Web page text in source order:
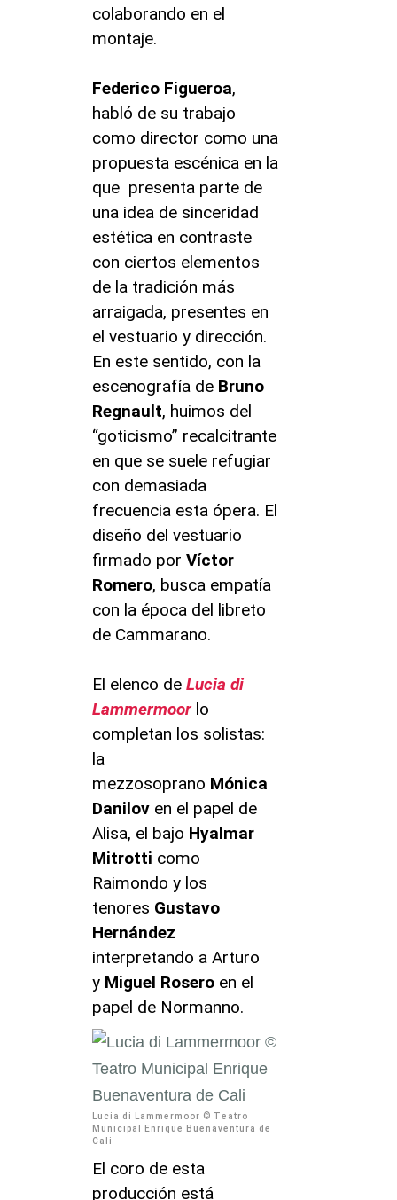
colaborando en el
montaje.
Federico Figueroa,
habló de su trabajo
como director como una
propuesta escénica en la
que presenta parte de
una idea de sinceridad
estética en contraste
con ciertos elementos
de la tradición más
arraigada, presentes en
el vestuario y dirección.
En este sentido, con la
escenografía de Bruno
Regnault, huimos del
“goticismo” recalcitrante
en que se suele refugiar
con demasiada
frecuencia esta ópera. El
diseño del vestuario
firmado por Víctor
Romero, busca empatía
con la época del libreto
de Cammarano.
El elenco de Lucia di
Lammermoorlo
completan los solistas:
la
mezzosoprano Mónica
Danilov en el papel de
Alisa, el bajo Hyalmar
Mitrotti como
Raimondo y los
tenores Gustavo
Hernández
interpretando a Arturo
y Miguel Rosero en el
papel de Normanno.
Lucia di Lammermoor © Teatro
Municipal Enrique Buenaventura de
Cali
El coro de esta
producción está